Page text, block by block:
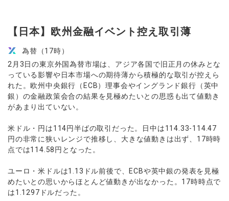
【日本】欧州金融イベント控え取引薄
為替（17時）
2月3日の東京外国為替市場は、アジア各国で旧正月の休みとな
っている影響や日本市場への期待薄から積極的な取引が控えら
れた。欧州中央銀行（ECB）理事会やイングランド銀行（英中
銀）の金融政策会合の結果を見極めたいとの思惑も出て値動き
があまり出ていない。
米ドル・円は114円半ばの取引だった。日中は114.33-114.47
円の非常に狭いレンジで推移し、大きな値動きは出ず、17時時
点では114.58円となった。
ユーロ・米ドルは1.13ドル前後で、ECBや英中銀の発表を見極
めたいとの思いからほとんど値動きが出なかった。17時時点で
は1.1297ドルだった。